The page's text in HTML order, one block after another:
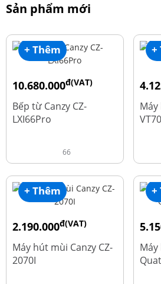
Sản phẩm mới
+ Thêm
10.680.000đ(VAT)
15.980.000
Bếp từ Canzy CZ-
LXI66Pro
66
+
Máy
VT70
+ Thêm
2.190.000đ(VAT)
4.450.000
Máy hút mùi Canzy CZ-
2070I
+